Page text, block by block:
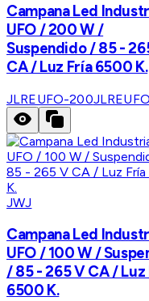
Campana Led
UFO / 200 W /
Suspendido / 85 -
CA / Luz Fría 6500 K.
JLREUFO-200
JWJ
Campana Led
UFO / 100 W /
/ 85 - 265 V CA / Luz
6500 K.